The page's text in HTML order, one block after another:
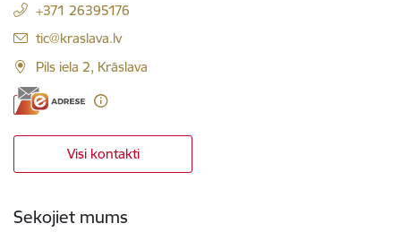
+371 26395176
E-pasts:
tic@kraslava.lv
Pils iela 2, Krāslava
Visi kontakti
Sekojiet mums